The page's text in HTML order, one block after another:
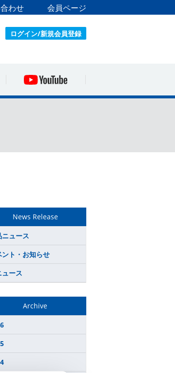
わせ 会員ページ
ログイン/新規会員登録
News Release
ニュース
ント・お知らせ
ュース
Archive